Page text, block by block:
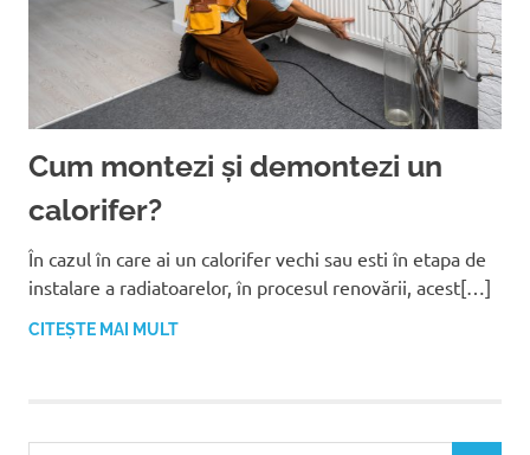
Cum montezi și demontezi un
calorifer?
În cazul în care ai un calorifer vechi sau esti în etapa de
instalare a radiatoarelor, în procesul renovării, acest[…]
CITEȘTE MAI MULT